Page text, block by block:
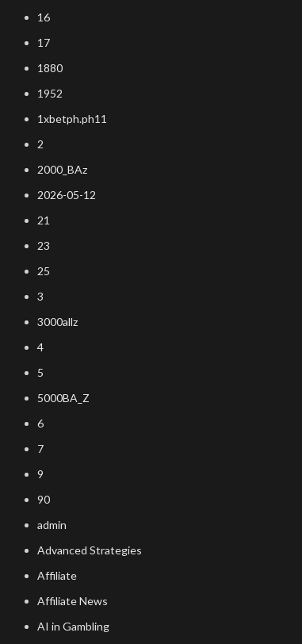
16
17
1880
1952
1xbetph.ph11
2
2000_BAz
2026-05-12
21
23
25
3
3000allz
4
5
5000BA_Z
6
7
9
90
admin
Advanced Strategies
Affiliate
Affiliate News
AI in Gambling